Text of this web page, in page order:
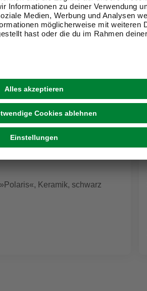
Keramik, schwarz